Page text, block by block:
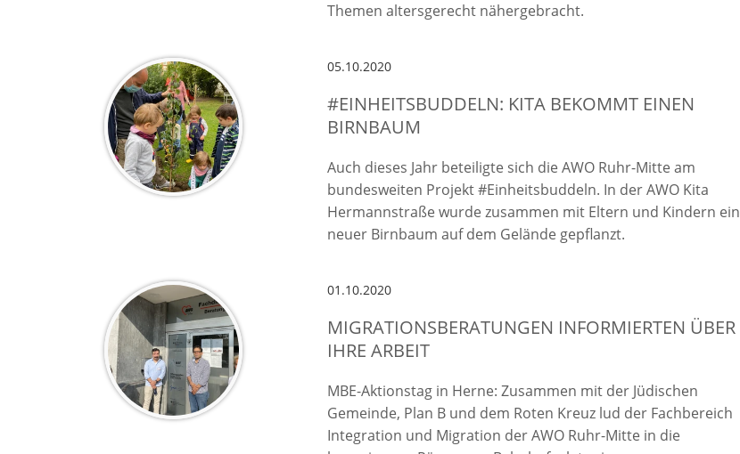
Themen altersgerecht nähergebracht.
05.10.2020
#EINHEITSBUDDELN: KITA BEKOMMT EINEN
BIRNBAUM
Auch dieses Jahr beteiligte sich die AWO Ruhr-Mitte am
bundesweiten Projekt #Einheitsbuddeln. In der AWO Kita
Hermannstraße wurde zusammen mit Eltern und Kindern ein
neuer Birnbaum auf dem Gelände gepflanzt.
01.10.2020
MIGRATIONSBERATUNGEN INFORMIERTEN ÜBER
IHRE ARBEIT
MBE-Aktionstag in Herne: Zusammen mit der Jüdischen
Gemeinde, Plan B und dem Roten Kreuz lud der Fachbereich
Integration und Migration der AWO Ruhr-Mitte in die